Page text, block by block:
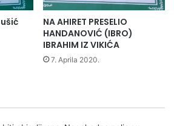
NA AHIRET PRESELIO
HANDANOVIĆ (IBRO)
IBRAHIM IZ VIKIĆA
7. Aprila 2020.